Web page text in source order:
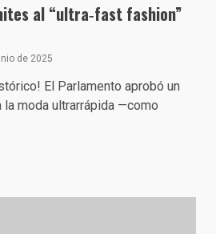
al “ultra​‑fast fashion”
de 2025
El Parlamento aprobó un
moda ultrarrápida —como